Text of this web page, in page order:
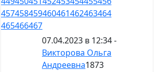
457458459460461462463464
465466467
07.04.2023 в 12:34 -
Викторова Ольга
Андреевна1873